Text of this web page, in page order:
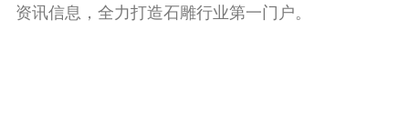
资讯信息，全力打造石雕行业第一门户。